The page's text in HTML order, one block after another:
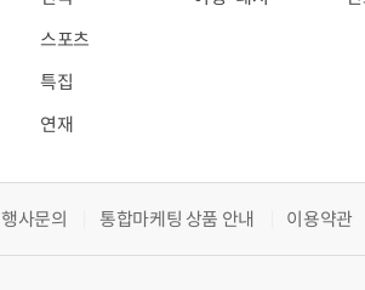
스포츠
특집
연재
행사문의 통합마케팅 상품 안내 이용약관